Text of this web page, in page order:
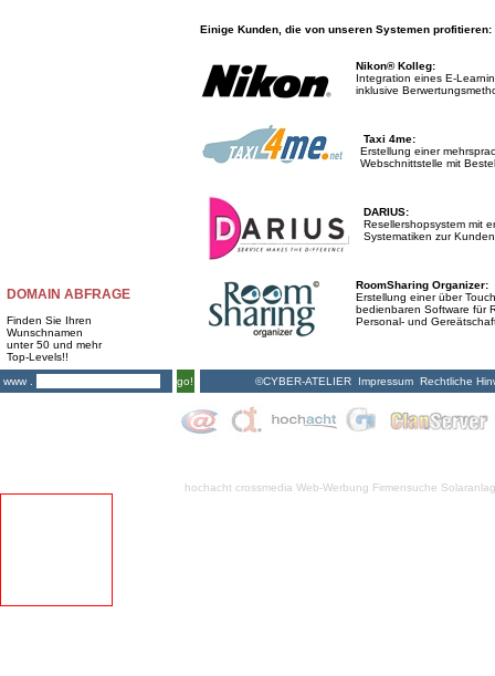
DOMAIN ABFRAGE
Finden Sie Ihren
Wunschnamen
unter 50 und mehr
Top-Levels!!
www .
go!
Einige Kunden, die von unseren Systemen profitieren:
Nikon® Kolleg:
Integration eines E-
inklusive
Taxi 4me:
Erstellung einer
Webschnittstelle mit
DARIUS:
Resellershopsystem mit
Systematiken zur
RoomSharing Organizer:
Erstellung einer über
bedienbaren Software für
Personal- und
©CYBER-ATELIER Impressum Rechtliche
hochacht crossmedia Web-Werbung Firmensuche